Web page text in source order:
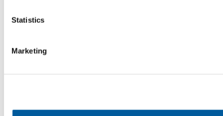
Statistics
Marketing